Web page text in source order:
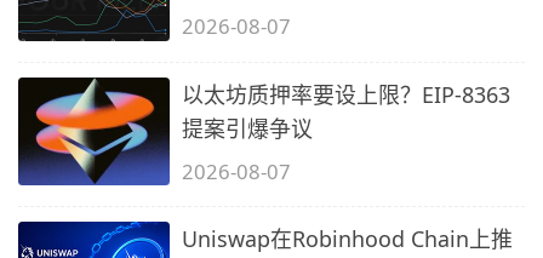
2026-08-07
以太坊质押率要设上限？EIP-8363
提案引爆争议
2026-08-07
Uniswap在Robinhood Chain上推